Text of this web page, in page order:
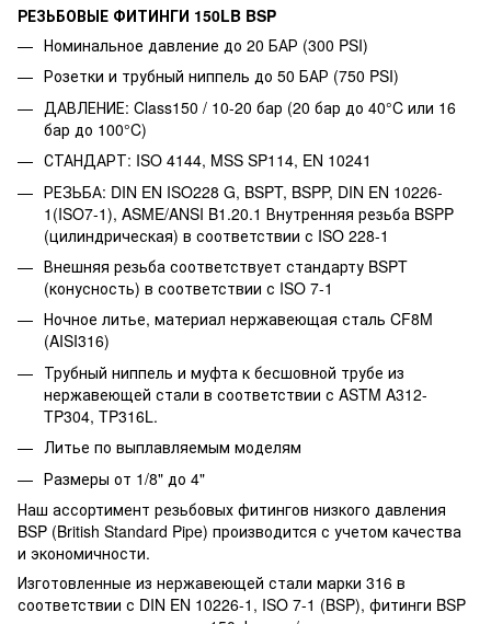
РЕЗЬБОВЫЕ ФИТИНГИ 150LB BSP
Номинальное давление до 20 БАР (300 PSI)
Розетки и трубный ниппель до 50 БАР (750 PSI)
ДАВЛЕНИЕ: Class150 / 10-20 бар (20 бар до 40°C или 16
бар до 100°C)
СТАНДАРТ: ISO 4144, MSS SP114, EN 10241
РЕЗЬБА: DIN EN ISO228 G, BSPT, BSPP, DIN EN 10226-
1(ISO7-1), ASME/ANSI B1.20.1 Внутренняя резьба BSPP
(цилиндрическая) в соответствии с ISO 228-1
Внешняя резьба соответствует стандарту BSPT
(конусность) в соответствии с ISO 7-1
Ночное литье, материал нержавеющая сталь CF8M
(AISI316)
Трубный ниппель и муфта к бесшовной трубе из
нержавеющей стали в соответствии с ASTM A312-
TP304, TP316L.
Литье по выплавляемым моделям
Размеры от 1/8" до 4"
Наш ассортимент резьбовых фитингов низкого давления
BSP (British Standard Pipe) производится с учетом качества
и экономичности.
Изготовленные из нержавеющей стали марки 316 в
соответствии с DIN EN 10226-1, ISO 7-1 (BSP), фитинги BSP